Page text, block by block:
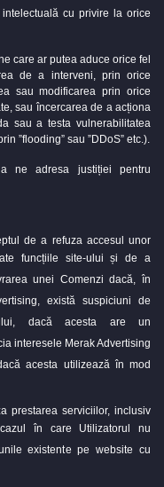
cu privire la orice
care ar putea aduce orice fel
de a interveni, prin orice
sau modificarea prin orice
sau încercarea de a acționa
sau a testa vulnerabilitatea
”flooding” sau ”DDoS” etc.).
ne adresa justiției pentru
de a refuza accesul unor
funcțiile site-ului și de a
unei Comenzi dacă, în
există suspiciuni de
dacă acesta are un
interesele Merak Advertising
acesta utilizează în mod
prestarea serviciilor, inclusiv
în care Utilizatorul nu
existente pe website cu